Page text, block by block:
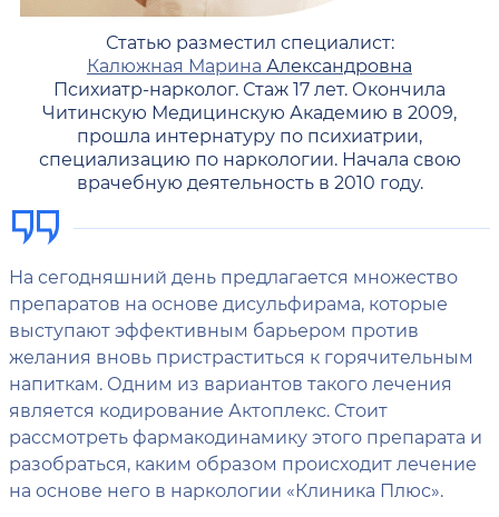
Статью разместил специалист:
Калюжная Марина Александровна
Психиатр-нарколог. Стаж 17 лет. Окончила
Читинскую Медицинскую Академию в 2009,
прошла интернатуру по психиатрии,
специализацию по наркологии. Начала свою
врачебную деятельность в 2010 году.
На сегодняшний день предлагается множество
препаратов на основе дисульфирама, которые
выступают эффективным барьером против
желания вновь пристраститься к горячительным
напиткам. Одним из вариантов такого лечения
является кодирование Актоплекс. Стоит
рассмотреть фармакодинамику этого препарата и
разобраться, каким образом происходит лечение
на основе него в наркологии «Клиника Плюс».